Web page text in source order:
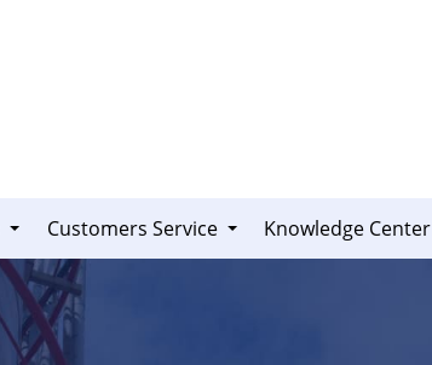
Customers Service Knowledge Center